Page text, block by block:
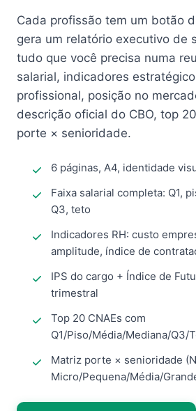
Cada profissão tem um botão
gera um relatório executivo de
tudo que você precisa numa
salarial, indicadores
profissional, posição no
descrição oficial do CBO, top
porte × senioridade.
6 páginas, A4, identidade
Faixa salarial completa: Q1,
Q3, teto
Indicadores RH: custo
amplitude, índice de
IPS do cargo + Índice de
trimestral
Top 20 CNAEs com
Q1/Piso/Média/Mediana/Q3/
Matriz porte × senioridade
Micro/Pequena/Média/